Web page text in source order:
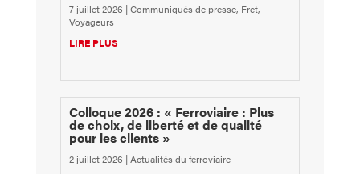
7 juillet 2026 |Communiqués de presse, Fret,
Voyageurs
LIRE PLUS
Colloque 2026 : « Ferroviaire : Plus
de choix, de liberté et de qualité
pour les clients »
2 juillet 2026 |Actualités du ferroviaire